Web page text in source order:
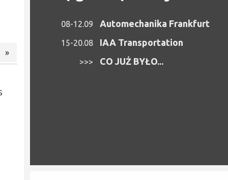
»
08-12.09 Automechanika Frankfurt
15-20.08 IAA Transportation
>>> CO JUŻ BYŁO...